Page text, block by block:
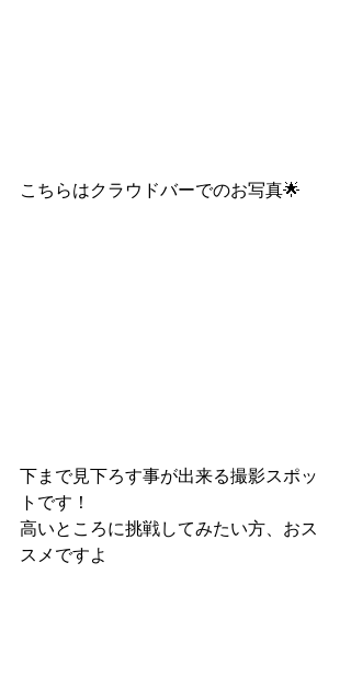
こちらはクラウドバーでのお写真🌟
下まで見下ろす事が出来る撮影スポッ
トです！
高いところに挑戦してみたい方、おス
スメですよ